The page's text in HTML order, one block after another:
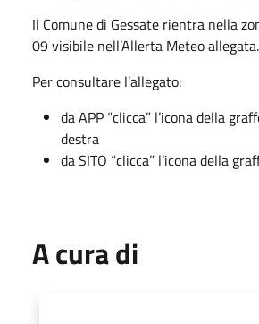
Il Comune di Gessate rientra nella
09 visibile nell’Allerta Meteo allegata.
Per consultare l’allegato:
da APP “clicca” l’icona della
destra
da SITO “clicca” l’icona della
A cura di